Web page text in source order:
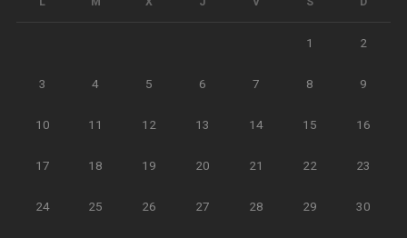
1 2
3 4 5 6 7 8 9
10 11 12 13 14 15 16
17 18 19 20 21 22 23
24 25 26 27 28 29 30